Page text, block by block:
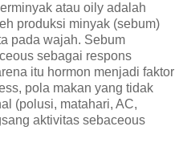
atau oily adalah
produksi minyak (sebum)
pada wajah. Sebum
sebagai respons
itu hormon menjadi faktor
pola makan yang tidak
(polusi, matahari, AC,
aktivitas sebaceous